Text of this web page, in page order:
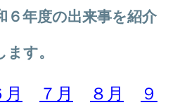
６年度の出来事を紹介
ます。
月 ７月 ８月
９